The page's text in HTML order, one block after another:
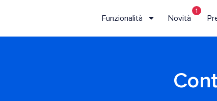
Funzionalità Novità
1